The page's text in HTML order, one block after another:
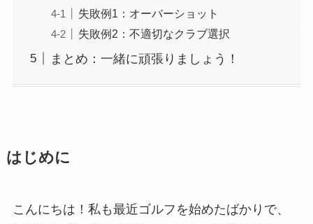
失敗例1：オーバーショット
失敗例2：不適切なクラブ選択
まとめ：一緒に頑張りましょう！
はじめに
こんにちは！私も最近ゴルフを始めたばかりで、